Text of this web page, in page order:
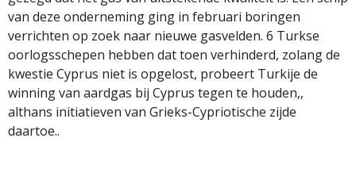
van deze onderneming ging in februari boringen
verrichten op zoek naar nieuwe gasvelden. 6 Turkse
oorlogsschepen hebben dat toen verhinderd, zolang de
kwestie Cyprus niet is opgelost, probeert Turkije de
winning van aardgas bij Cyprus tegen te houden,,
althans initiatieven van Grieks-Cypriotische zijde
daartoe..